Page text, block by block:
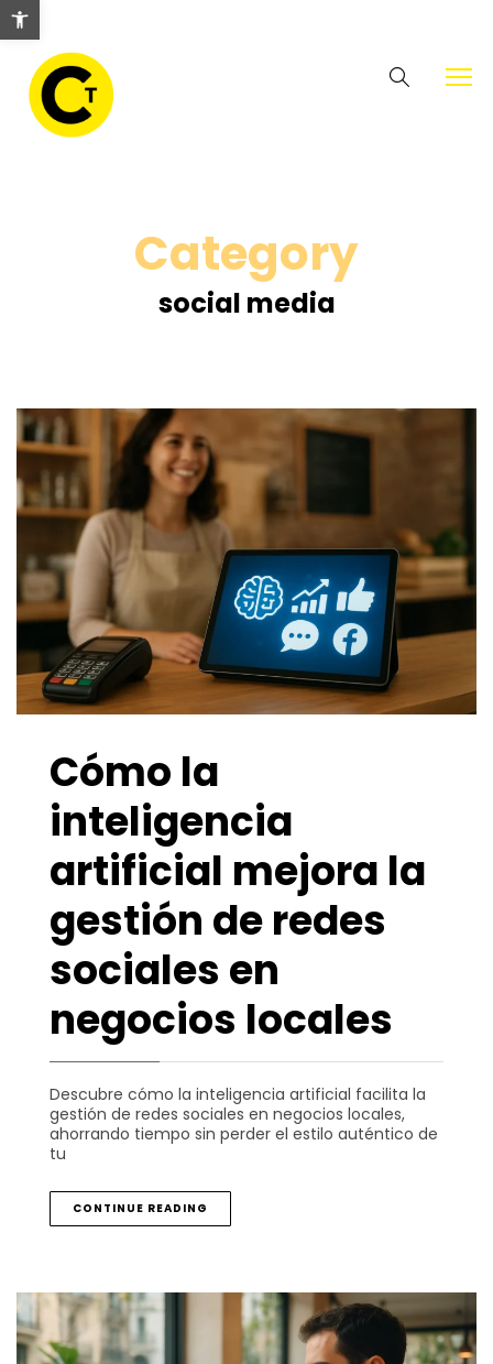
Abrir barra de herramientas
Category
social media
Cómo la
inteligencia
artificial mejora la
gestión de redes
sociales en
negocios locales
Descubre cómo la inteligencia artificial facilita la
gestión de redes sociales en negocios locales,
ahorrando tiempo sin perder el estilo auténtico de
tu
CONTINUE READING